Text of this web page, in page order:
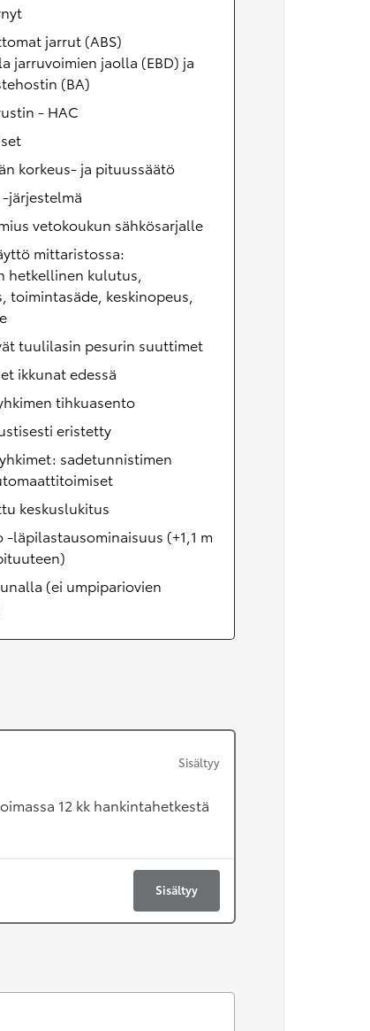
jarrut (ABS)
jarruvoimien jaolla (EBD) ja
(BA)
- HAC
korkeus- ja pituussäätö
järjestelmä
vetokoukun sähkösarjalle
mittaristossa:
hetkellinen kulutus,
toimintasäde, keskinopeus,
tuulilasin pesurin suuttimet
ikkunat edessä
tihkuasento
eristetty
sadetunnistimen
keskuslukitus
-läpilastausominaisuus (+1,1 m
(ei umpipariovien
Sisältyy
12 kk hankintahetkestä
Sisältyy